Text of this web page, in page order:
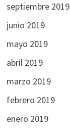
septiembre 2019
junio 2019
mayo 2019
abril 2019
marzo 2019
febrero 2019
enero 2019